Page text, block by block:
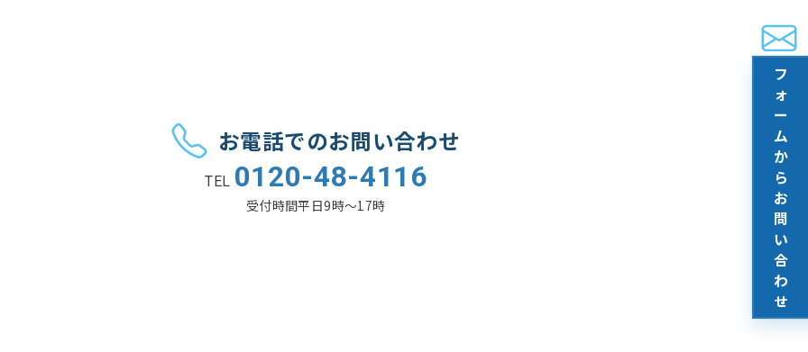
お電話でのお問い合わせ
TEL 0120-48-4116
受付時間平日9時〜17時
フ
ォ
ー
ム
か
ら
お
問
い
合
わ
せ